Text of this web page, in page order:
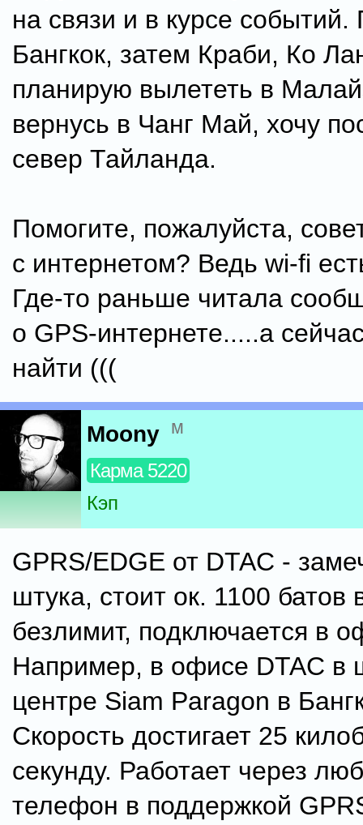
на связи и в курсе
Бангкок, затем Краби, Ко
планирую вылететь в
вернусь в Чанг Май, хочу
север Тайланда.
Помогите, пожалуйста,
с интернетом? Ведь wi-fi
Где-то раньше читала
о GPS-интернете.....а
найти (((
Moony м
Карма 5220
Кэп
GPRS/EDGE от DTAC -
штука, стоит ок. 1100 батов
безлимит, подключается в
Например, в офисе DTAC в
центре Siam Paragon в
Скорость достигает 25
секунду. Работает через
телефон в поддержкой